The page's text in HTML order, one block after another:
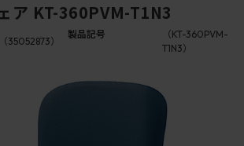
ア KT-360PVM-T1N3
（35052873）
製品記号
（KT-360PVM-
T1N3）